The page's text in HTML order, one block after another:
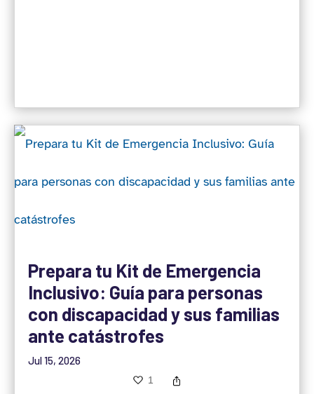
Prepara tu Kit de Emergencia
Inclusivo: Guía para personas
con discapacidad y sus familias
ante catástrofes
Jul 15, 2026
1